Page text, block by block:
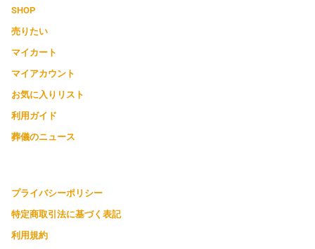
SHOP
売りたい
マイカート
マイアカウント
お気に入りリスト
利用ガイド
葬儀のニュース
プライバシーポリシー
特定商取引法に基づく表記
利用規約